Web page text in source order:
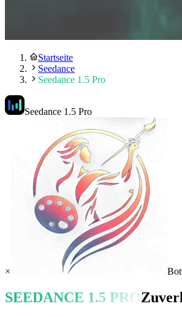
Startseite
Seedance
Seedance 1.5 Pro
Seedance 1.5 Pro
×
SEEDANCE 1.5 PRO